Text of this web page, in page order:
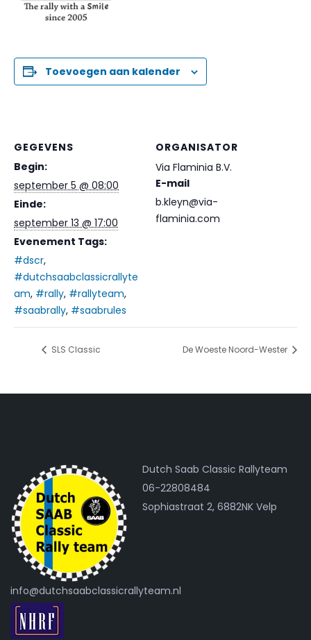
Toevoegen aan kalender
GEGEVENS
Begin:
september 5 @ 08:00
Einde:
september 13 @ 17:00
Evenement Tags:
#dscr,
#dutchsaabclassicrallyte
am, #rally, #rallyteam,
#saabrally, #saabrules
ORGANISATOR
Via Flaminia B.V.
E-mail
b.kleyn@via-
flaminia.com
SLS Classic De Woeste Noord-Wester
Dutch Saab Classic Rallyteam
06-22808484
Sophiastraat 2, 6882NK Velp
info@dutchsaabclassicrallyteam.nl